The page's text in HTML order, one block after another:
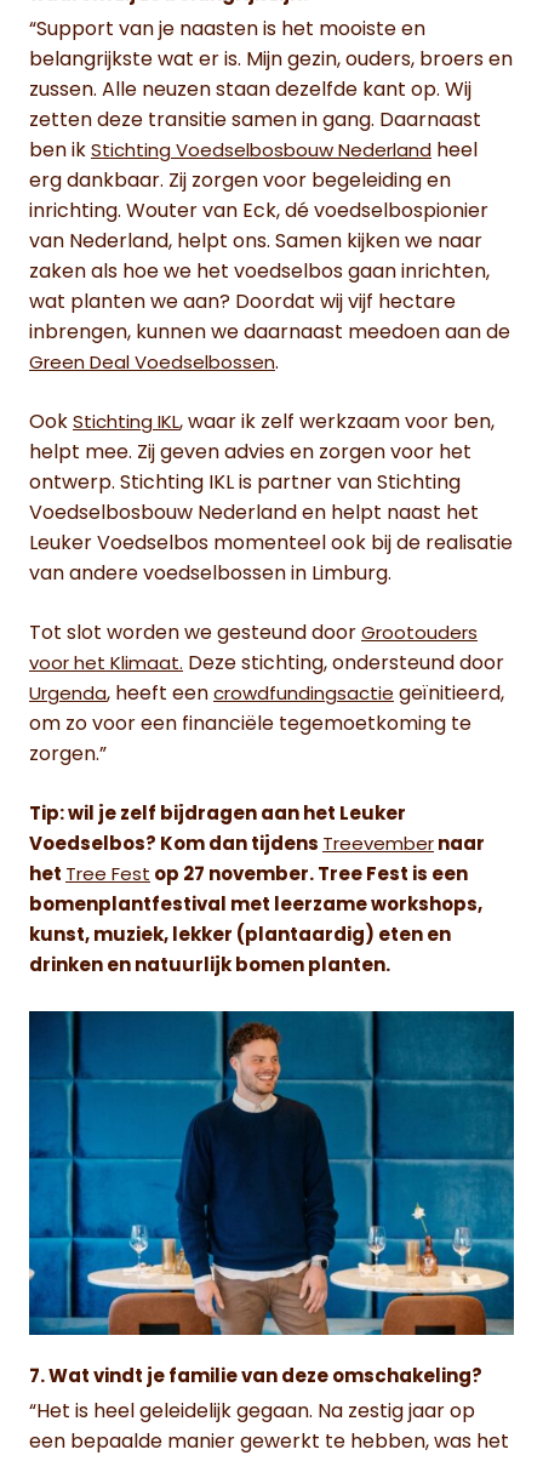
“Support van je naasten is het mooiste en
belangrijkste wat er is. Mijn gezin, ouders, broers en
zussen. Alle neuzen staan dezelfde kant op. Wij
zetten deze transitie samen in gang. Daarnaast
ben ik Stichting Voedselbosbouw Nederland heel
erg dankbaar. Zij zorgen voor begeleiding en
inrichting. Wouter van Eck, dé voedselbospionier
van Nederland, helpt ons. Samen kijken we naar
zaken als hoe we het voedselbos gaan inrichten,
wat planten we aan? Doordat wij vijf hectare
inbrengen, kunnen we daarnaast meedoen aan de
Green Deal Voedselbossen.
Ook Stichting IKL, waar ik zelf werkzaam voor ben,
helpt mee. Zij geven advies en zorgen voor het
ontwerp. Stichting IKL is partner van Stichting
Voedselbosbouw Nederland en helpt naast het
Leuker Voedselbos momenteel ook bij de realisatie
van andere voedselbossen in Limburg.
Tot slot worden we gesteund door Grootouders
voor het Klimaat. Deze stichting, ondersteund door
Urgenda, heeft een crowdfundingsactie geïnitieerd,
om zo voor een financiële tegemoetkoming te
zorgen.”
Tip: wil je zelf bijdragen aan het Leuker
Voedselbos? Kom dan tijdens Treevember naar
het Tree Fest op 27 november. Tree Fest is een
bomenplantfestival met leerzame workshops,
kunst, muziek, lekker (plantaardig) eten en
drinken en natuurlijk bomen planten.
7. Wat vindt je familie van deze omschakeling?
“Het is heel geleidelijk gegaan. Na zestig jaar op
een bepaalde manier gewerkt te hebben, was het